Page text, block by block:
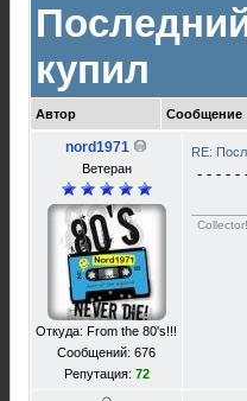
купил
Автор Сообщение
nord1971
Ветеран
Откуда: From the 80's!!!
Сообщений: 676
Репутация: 72
RE:
- - - - -